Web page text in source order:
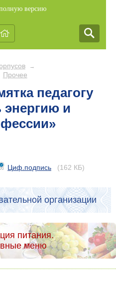
версию
→
Прочее
педагогу
энергию и
Циф.подпись (162 КБ)
организации
питания.
меню